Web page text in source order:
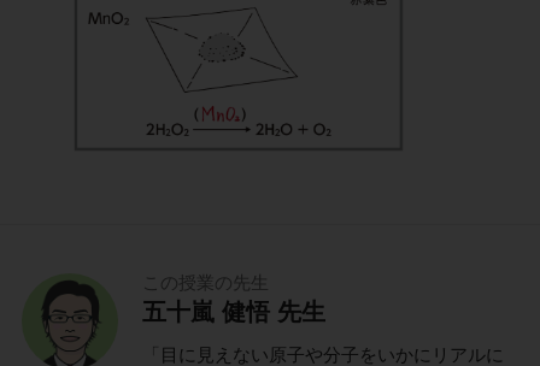
この授業の先生
五十嵐 健悟 先生
「目に見えない原子や分子をいかにリアルに